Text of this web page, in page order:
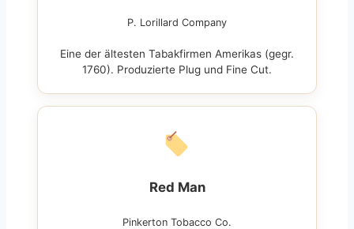
P. Lorillard Company
Eine der ältesten Tabakfirmen Amerikas (gegr.
1760). Produzierte Plug und Fine Cut.
Red Man
Pinkerton Tobacco Co.